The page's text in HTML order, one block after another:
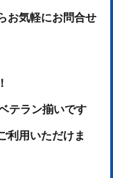
お気軽にお問合せ
テラン揃いです
利用いただけま